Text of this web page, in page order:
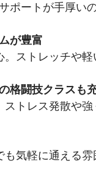
ポートが手厚い
が豊富
。ストレッチや
格闘技クラスも
ストレス発散や
も気軽に通える雰